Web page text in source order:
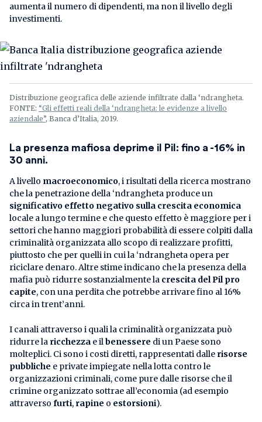
aumenta il numero di dipendenti, ma non il livello degli
investimenti.
Distribuzione geografica delle aziende infiltrate dalla ‘ndrangheta.
FONTE: “Gli effetti reali della ‘ndrangheta: le evidenze a livello
aziendale”, Banca d’Italia, 2019.
La presenza mafiosa deprime il Pil: fino a -16% in
30 anni.
A livello macroeconomico, i risultati della ricerca mostrano
che la penetrazione della ‘ndrangheta produce un
significativo effetto negativo sulla crescita economica
locale a lungo termine e che questo effetto è maggiore per i
settori che hanno maggiori probabilità di essere colpiti dalla
criminalità organizzata allo scopo di realizzare profitti,
piuttosto che per quelli in cui la ‘ndrangheta opera per
riciclare denaro. Altre stime indicano che la presenza della
mafia può ridurre sostanzialmente la crescita del Pil pro
capite, con una perdita che potrebbe arrivare fino al 16%
circa in trent’anni.
I canali attraverso i quali la criminalità organizzata può
ridurre la ricchezza e ilbenessere di un Paese sono
molteplici. Ci sono i costi diretti, rappresentati dalle risorse
pubbliche e private impiegate nella lotta contro le
organizzazioni criminali, come pure dalle risorse che il
crimine organizzato sottrae all’economia (ad esempio
attraverso furti, rapine o estorsioni).